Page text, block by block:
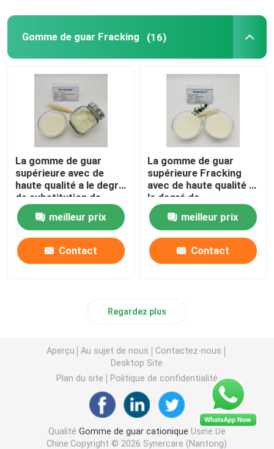
Gomme de guar Fracking (16)
La gomme de guar
supérieure avec de
haute qualité a le degré
de substitution de
grande viscosité et
moyen pour rompre le
fluide
meilleur prix
Contact
La gomme de guar
supérieure Fracking
avec de haute qualité a
le degré de
substitution de grande
viscosité et moyen
pour rompre le fluide
meilleur prix
Contact
Regardez plus
Aperçu Au sujet de nous
Contactez-nous
Desktop Site
Plan du site
Politique de confidentialité
Qualité Gomme de guar cationique Usine De
Chine.Copyright © 2026 Synercare (Nantong)